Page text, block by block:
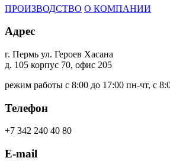
ПРОИЗВОДСТВО О КОМПАНИИ
Адрес
г. Пермь ул. Героев Хасана
д. 105 корпус 70, офис 205
режим работы с 8:00 до 17:00 пн-чт, с
Телефон
+7 342 240 40 80
E-mail